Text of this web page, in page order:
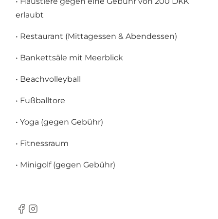
erlaubt
• Restaurant (Mittagessen & Abendessen)
• Bankettsäle mit Meerblick
• Beachvolleyball
• Fußballtore
• Yoga (gegen Gebühr)
• Fitnessraum
• Minigolf (gegen Gebühr)
Facebook
Instagram